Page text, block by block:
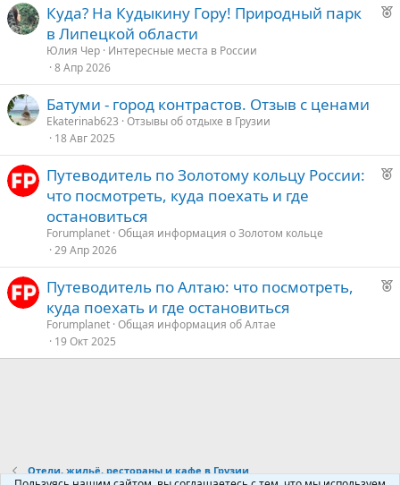
Р
у
Куда? На Кудыкину Гору! Природный парк
в Липецкой области
Юлия Чер Интересные места в России
8 Апр 2026
Батуми - город контрастов. Отзыв с ценами
Ekaterinab623 Отзывы об отдыхе в Грузии
18 Авг 2025
Р
е
н
Путеводитель по Золотому кольцу России:
что посмотреть, куда поехать и где
остановиться
Forumplanet Общая информация о Золотом кольце
29 Апр 2026
Р
Путеводитель по Алтаю: что посмотреть,
куда поехать и где остановиться
Forumplanet Общая информация об Алтае
19 Окт 2025
Отели, жильё, рестораны и кафе в Грузии